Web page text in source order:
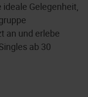
Gelegenheit,
an und erlebe
ab 30